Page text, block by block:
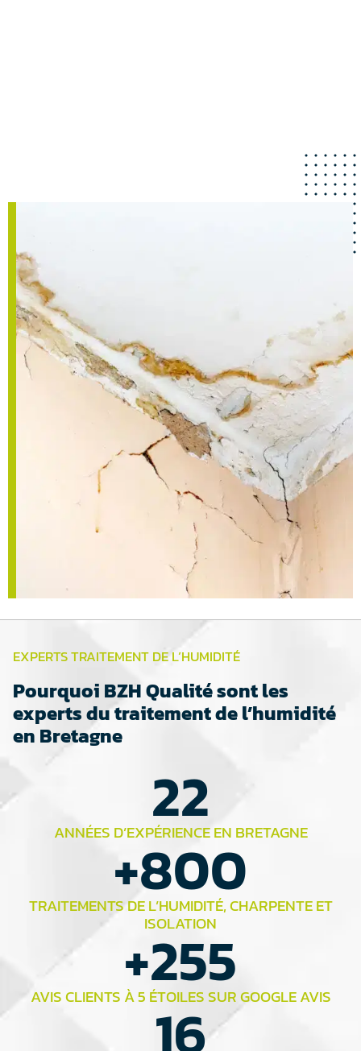
EXPERTS TRAITEMENT DE L’HUMIDITÉ
Pourquoi BZH Qualité sont les
experts du traitement de l’humidité
en Bretagne
ANNÉES D’EXPÉRIENCE EN BRETAGNE
22
TRAITEMENTS DE L’HUMIDITÉ, CHARPENTE ET
ISOLATION
+800
AVIS CLIENTS À 5 ÉTOILES SUR GOOGLE AVIS
+255
16